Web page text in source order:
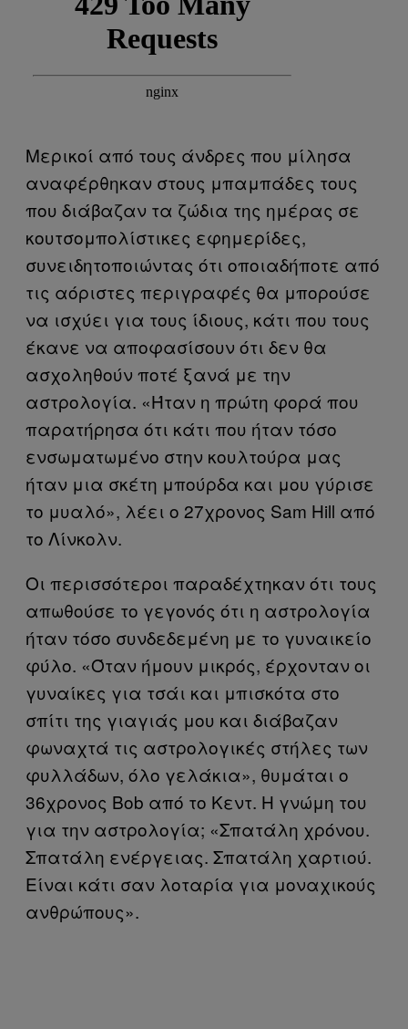
Μερικοί από τους άνδρες που μίλησα
αναφέρθηκαν στους μπαμπάδες τους
που διάβαζαν τα ζώδια της ημέρας σε
κουτσομπολίστικες εφημερίδες,
συνειδητοποιώντας ότι οποιαδήποτε από
τις αόριστες περιγραφές θα μπορούσε
να ισχύει για τους ίδιους, κάτι που τους
έκανε να αποφασίσουν ότι δεν θα
ασχοληθούν ποτέ ξανά με την
αστρολογία. «Ήταν η πρώτη φορά που
παρατήρησα ότι κάτι που ήταν τόσο
ενσωματωμένο στην κουλτούρα μας
ήταν μια σκέτη μπούρδα και μου γύρισε
το μυαλό», λέει ο 27χρονος Sam Hill από
το Λίνκολν.
Οι περισσότεροι παραδέχτηκαν ότι τους
απωθούσε το γεγονός ότι η αστρολογία
ήταν τόσο συνδεδεμένη με το γυναικείο
φύλο. «Όταν ήμουν μικρός, έρχονταν οι
γυναίκες για τσάι και μπισκότα στο
σπίτι της γιαγιάς μου και διάβαζαν
φωναχτά τις αστρολογικές στήλες των
φυλλάδων, όλο γελάκια», θυμάται ο
36χρονος Bob από το Κεντ. Η γνώμη του
για την αστρολογία; «Σπατάλη χρόνου.
Σπατάλη ενέργειας. Σπατάλη χαρτιού.
Είναι κάτι σαν λοταρία για μοναχικούς
ανθρώπους».